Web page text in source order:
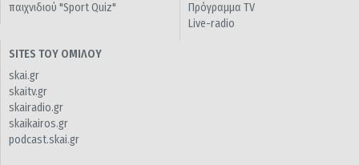
παιχνιδιού "Sport Quiz"
Πρόγραμμα TV
Live-radio
SITES ΤΟΥ ΟΜΙΛΟΥ
skai.gr
skaitv.gr
skairadio.gr
skaikairos.gr
podcast.skai.gr